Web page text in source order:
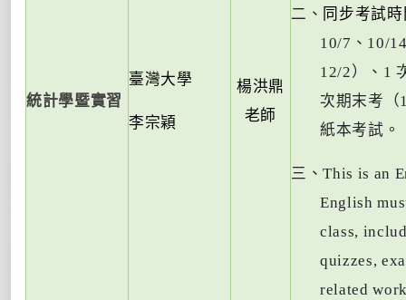
統計學暨實習
臺灣大學
李宗穎
楊洪鼎
老師
二、 同步考試
10/7 、 10/
12/2 ）、 1
次期末考（
紙本考試。
三、This is an
English
class,
quizzes,
related